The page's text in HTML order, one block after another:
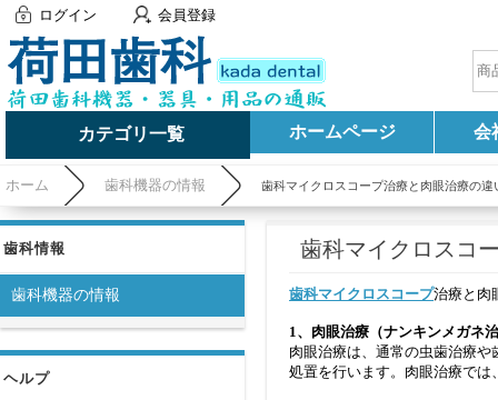
ログイン 会員登録
カテゴリ一覧 ホームページ 会
ホーム 歯科機器の情報 歯科マイクロスコープ治療と肉眼治療の違
歯科情報
歯科機器の情報
ヘルプ
歯科マイクロスコ
歯科マイクロスコープ治療と肉
1、肉眼治療（ナンキンメガネ
肉眼治療は、通常の虫歯治療
処置を行います。肉眼治療で